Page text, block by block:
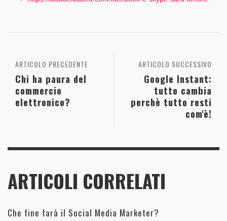
ARTICOLO SUCCESSIVO
Google Instant:
tutto cambia
perchè tutto resti
com'è!
ARTICOLO PRECEDENTE
Chi ha paura del
commercio
elettronico?
ARTICOLI CORRELATI
Che fine farà il Social Media Marketer?